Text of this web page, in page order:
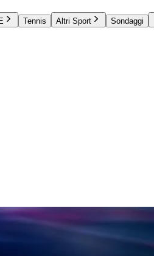
Tennis Altri Sport Sondaggi